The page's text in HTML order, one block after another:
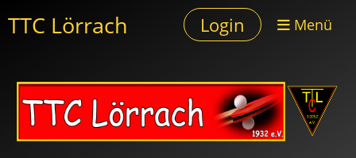
TTC Lörrach Login Menü